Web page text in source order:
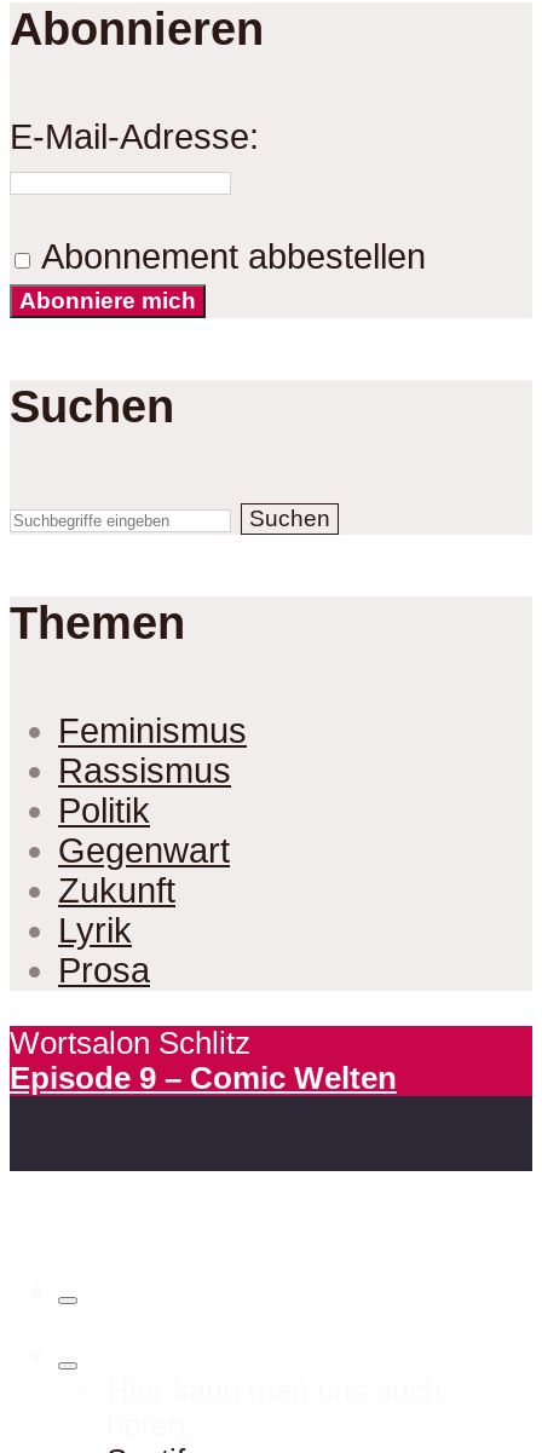
Abonnieren
E-Mail-Adresse:
Abonnement abbestellen
Abonniere mich
Suchen
Suchen
Themen
Feminismus
Rassismus
Politik
Gegenwart
Zukunft
Lyrik
Prosa
Wortsalon Schlitz
Episode 9 – Comic Welten